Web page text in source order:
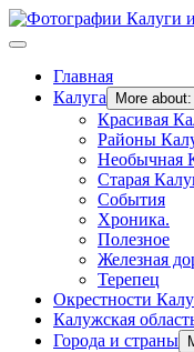
Главная
Калуга
More
Красивая
Районы
Необычная
Старая
События
Хроника.
Полезное
Железная
Терепец
Окрестности
Калужская
Города и страны